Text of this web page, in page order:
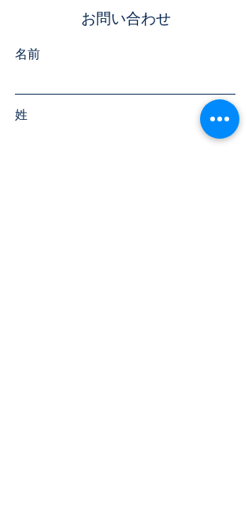
お問い合わせ
名前
姓